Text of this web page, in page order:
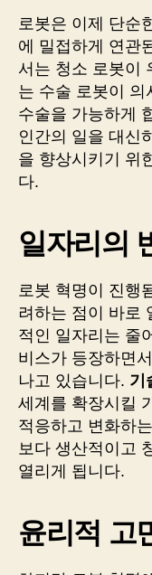
로봇은 이제 단순
에 밀접하게 연관
서는 청소 로봇이
는 수술 로봇이
수술을 가능하게
인간의 일을 대신
을 향상시키기 위
다.
일자리의
로봇 혁명이 진행
려하는 점이 바로
적인 일자리는 줄
비스가 등장하면
나고 있습니다. 기
세계를 확장시킬
적응하고 변화하
보다 생산적이고
열리게 됩니다.
윤리적 고